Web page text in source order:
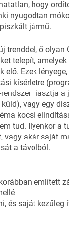
hogy
nyugodtan
jármű.
trenddel, ő olyan
telepít, amelyek
elő. Ezek
kísérletre
riasztja a
vagy egy
kocsi
tud. Ilyenkor a
vagy akár saját
a távolból.
említett
és saját kezűleg